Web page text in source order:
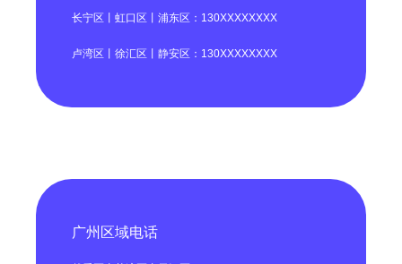
长宁区丨虹口区丨浦东区：130XXXXXXXX
卢湾区丨徐汇区丨静安区：130XXXXXXXX
广州区域电话